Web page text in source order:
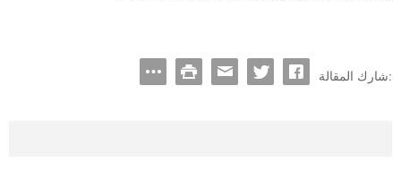
شارك المقالة: